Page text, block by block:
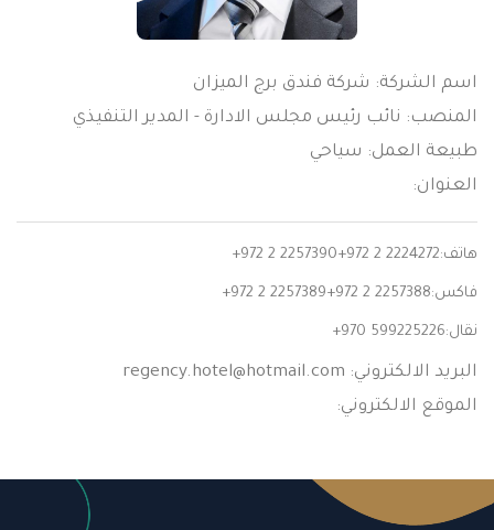
اسم الشركة: شركة فندق برج الميزان
المنصب: نائب رئيس مجلس الادارة - المدير التنفيذي
طبيعة العمل: سياحي
العنوان:
هاتف:+972 2 2257390+972 2 2224272
فاكس:+972 2 2257389+972 2 2257388
نقال:+970 599225226
البريد الالكتروني: regency.hotel@hotmail.com
الموقع الالكتروني: